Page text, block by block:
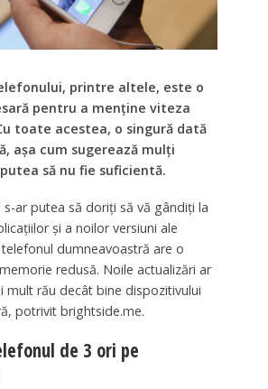
printre altele, este o
pentru a menține viteza
toate acestea, o singură dată
așa cum sugerează mulți
să nu fie suficientă.
s-ar putea să doriți să vă gândiți la
și a noilor versiuni ale
dumneavoastră are o
redusă. Noile actualizări ar
mult rău decât bine dispozitivului
potrivit brightside.me.
de 3 ori pe